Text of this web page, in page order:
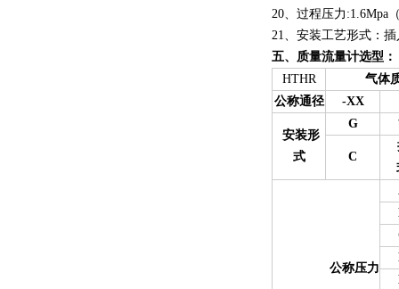
20、过程压力:1.6Mpa
21、安装工艺形式：
五、质量流量计选型：
HTHR
气体质
公称通径
-XX
安装形
式
G
C
公称压力